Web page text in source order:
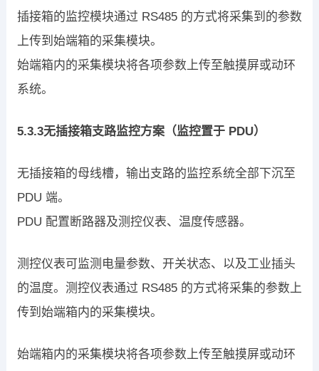
插接箱的监控模块通过 RS485 的方式将采集到的参数
上传到始端箱的采集模块。
始端箱内的采集模块将各项参数上传至触摸屏或动环
系统。
5.3.3无插接箱支路监控方案（监控置于 PDU）
无插接箱的母线槽，输出支路的监控系统全部下沉至
PDU 端。
PDU 配置断路器及测控仪表、温度传感器。
测控仪表可监测电量参数、开关状态、以及工业插头
的温度。测控仪表通过 RS485 的方式将采集的参数上
传到始端箱内的采集模块。
始端箱内的采集模块将各项参数上传至触摸屏或动环